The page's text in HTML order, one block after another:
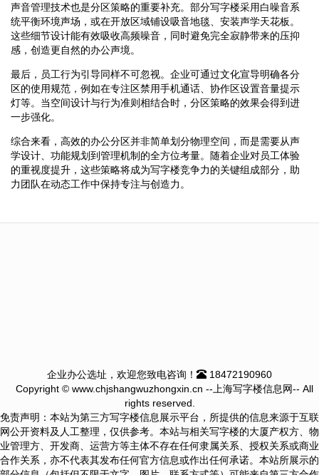
声音管理技术也是分区策略的重要补充。部分写字楼采用白噪音系
统平衡环境声场，或在开放区域铺设吸音地毯、安装声学天花板。
这些细节设计能有效吸收高频噪音，同时避免完全寂静带来的压抑
感，创造更自然的办公声境。
最后，员工行为引导同样不可忽视。企业可通过文化宣导明确各分
区的使用规范，例如在专注区禁用手机通话、协作区设置音量提示
灯等。当空间设计与行为准则相结合时，分区策略的效果会得到进
一步强化。
综合来看，高效的办公分区并非简单划分物理空间，而是需要从声
学设计、功能规划到管理机制的全方位考量。随着企业对员工体验
的重视度提升，这些策略将成为写字楼竞争力的关键组成部分，助
力团队在动态工作中保持专注与创造力。
企业办公选址，欢迎您致电咨询！
18472190960
Copyright © www.chjshangwuzhongxin.cn --上海写字楼信息网-- All
rights reserved.
免责声明：本站为第三方写字楼信息展示平台，所提供的信息来源于互联
网公开资料及人工整理，仅供参考。本站与相关写字楼的大厦产权方、物
业管理方、开发商、运营方等主体不存在任何隶属关系、授权关系或商业
合作关系，亦不代表其发布任何官方信息或作出任何承诺。本站所展示的